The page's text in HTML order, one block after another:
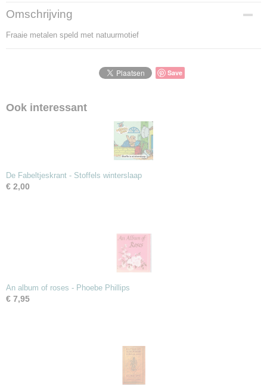
Productcode
K-1510-453
Bruto gewicht
Omschrijving
Fraaie metalen speld met natuurmotief
Save
Ook interessant
De Fabeltjeskrant - Stoffels winterslaap
€ 2,00
An album of roses - Phoebe Phillips
€ 7,95